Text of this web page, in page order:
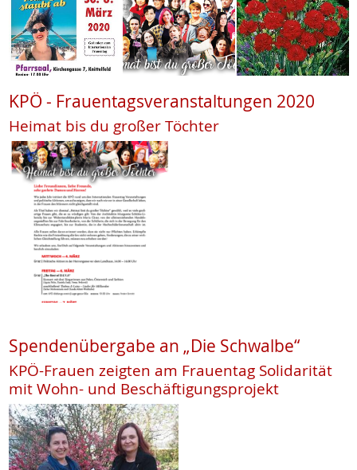
KPÖ - Frauentagsveranstaltungen 2020
Heimat bis du großer Töchter
Spendenübergabe an „Die Schwalbe“
KPÖ-Frauen zeigten am Frauentag Solidarität
mit Wohn- und Beschäftigungsprojekt